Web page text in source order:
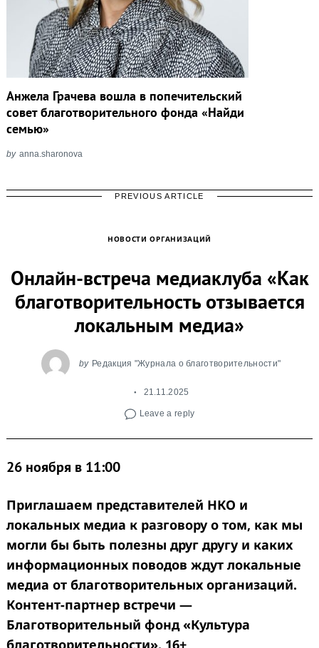
Анжела Грачева вошла в попечительский
совет благотворительного фонда «Найди
семью»
by anna.sharonova
PREVIOUS ARTICLE
НОВОСТИ ОРГАНИЗАЦИЙ
Онлайн-встреча медиаклуба «Как
благотворительность отзывается
локальным медиа»
by Редакция "Журнала о благотворительности"
21.11.2025
Leave a reply
26 ноября в 11:00
Приглашаем представителей НКО и
локальных медиа к разговору о том, как мы
могли бы быть полезны друг другу и каких
информационных поводов ждут локальные
медиа от благотворительных организаций.
Контент-партнер встречи —
Благотворительный фонд «Культура
благотворительности». 16+